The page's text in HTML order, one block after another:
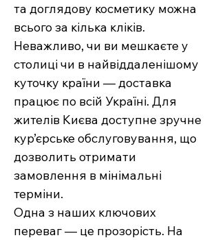
та доглядову косметику можна
всього за кілька кліків.
Неважливо, чи ви мешкаєте у
столиці чи в найвіддаленішому
куточку країни — доставка
працює по всій Україні. Для
жителів Києва доступне зручне
кур’єрське обслуговування, що
дозволить отримати
замовлення в мінімальні
терміни.
Одна з наших ключових
переваг — це прозорість. На